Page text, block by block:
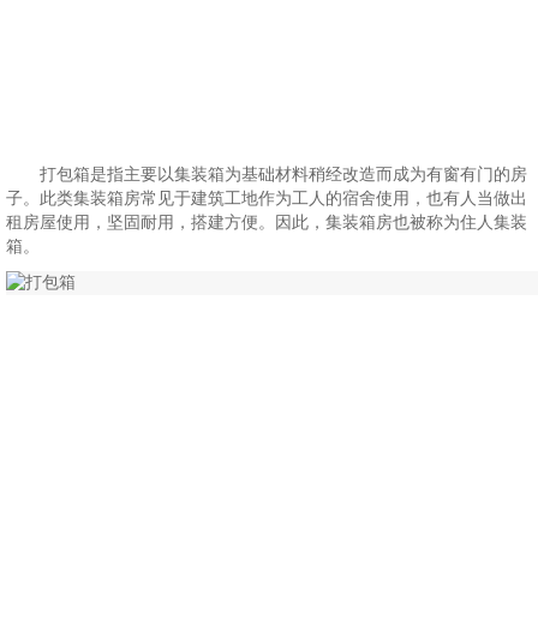
打包箱是指主要以集装箱为基础材料稍经改造而成为有窗有门的房
子。此类集装箱房常见于建筑工地作为工人的宿舍使用，也有人当做出
租房屋使用，坚固耐用，搭建方便。因此，集装箱房也被称为住人集装
箱。